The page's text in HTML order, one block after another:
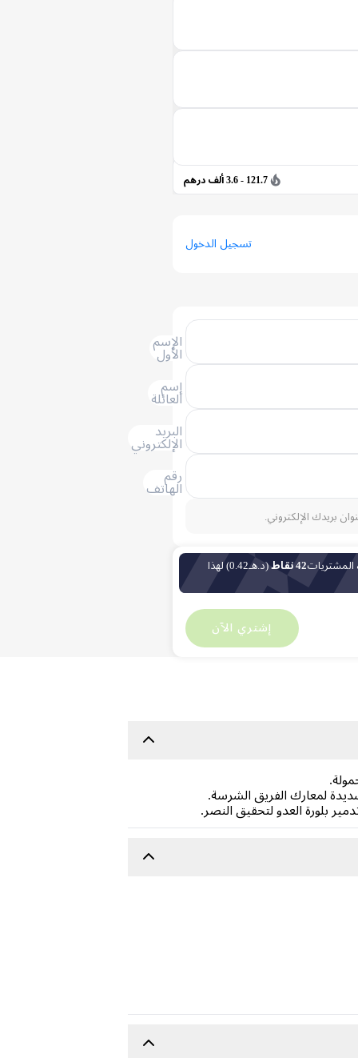
121.7 - 3.6 ألف درهم
تسجيل الدخول
الإسم
الأول
إسم
العائلة
البريد
الإلكتروني
رقم
الهاتف
بريدك الإلكتروني.
42 نقاط (د.هـ0.42) لهذا
د85.06
0 إشتري الآن
لمعارك الفريق الشرسة.
بلورة العدو لتحقيق النصر.